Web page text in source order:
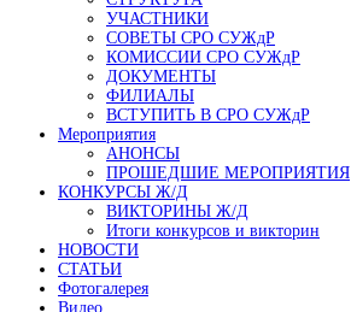
УЧАСТНИКИ
СОВЕТЫ СРО СУЖдР
КОМИССИИ СРО СУЖдР
ДОКУМЕНТЫ
ФИЛИАЛЫ
ВСТУПИТЬ В СРО СУЖдР
Мероприятия
АНОНСЫ
ПРОШЕДШИЕ МЕРОПРИЯТИЯ
КОНКУРСЫ Ж/Д
ВИКТОРИНЫ Ж/Д
Итоги конкурсов и викторин
НОВОСТИ
СТАТЬИ
Фотогалерея
Видео